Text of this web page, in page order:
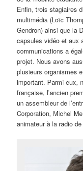
Enfin, trois stagiaires
multimédia (Loïc
Gendron) ainsi que la
capsules vidéo et aux
communications a
projet. Nous avons
plusieurs organismes
important. Parmi eux,
française, l’ancien
un assembleur de
Corporation, Michel
animateur à la radio